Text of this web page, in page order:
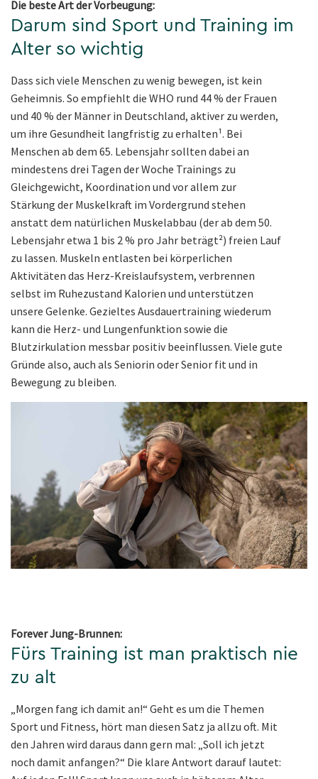
Die beste Art der Vorbeugung:
Darum sind Sport und Training im
Alter so wichtig
Dass sich viele Menschen zu wenig bewegen, ist kein
Geheimnis. So empfiehlt die WHO rund 44 % der Frauen
und 40 % der Männer in Deutschland, aktiver zu werden,
um ihre Gesundheit langfristig zu erhalten¹. Bei
Menschen ab dem 65. Lebensjahr sollten dabei an
mindestens drei Tagen der Woche Trainings zu
Gleichgewicht, Koordination und vor allem zur
Stärkung der Muskelkraft im Vordergrund stehen
anstatt dem natürlichen Muskelabbau (der ab dem 50.
Lebensjahr etwa 1 bis 2 % pro Jahr beträgt²) freien Lauf
zu lassen. Muskeln entlasten bei körperlichen
Aktivitäten das Herz-Kreislaufsystem, verbrennen
selbst im Ruhezustand Kalorien und unterstützen
unsere Gelenke. Gezieltes Ausdauertraining wiederum
kann die Herz- und Lungenfunktion sowie die
Blutzirkulation messbar positiv beeinflussen. Viele gute
Gründe also, auch als Seniorin oder Senior fit und in
Bewegung zu bleiben.
Forever Jung-Brunnen:
Fürs Training ist man praktisch nie
zu alt
„Morgen fang ich damit an!“ Geht es um die Themen
Sport und Fitness, hört man diesen Satz ja allzu oft. Mit
den Jahren wird daraus dann gern mal: „Soll ich jetzt
noch damit anfangen?“ Die klare Antwort darauf lautet: